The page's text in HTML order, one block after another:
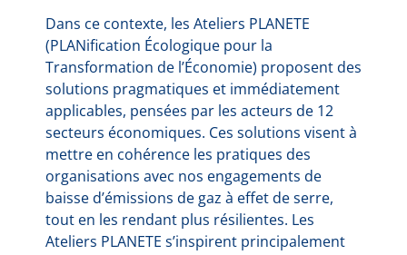
Dans ce contexte, les Ateliers PLANETE
(PLANification Écologique pour la
Transformation de l’Économie) proposent des
solutions pragmatiques et immédiatement
applicables, pensées par les acteurs de 12
secteurs économiques. Ces solutions visent à
mettre en cohérence les pratiques des
organisations avec nos engagements de
baisse d’émissions de gaz à effet de serre,
tout en les rendant plus résilientes. Les
Ateliers PLANETE s’inspirent principalement